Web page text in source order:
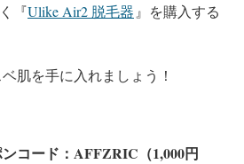
『Ulike Air2 脱毛器 』を購入する
肌を手に入れましょう！
コード： AFFZRIC （1,000円